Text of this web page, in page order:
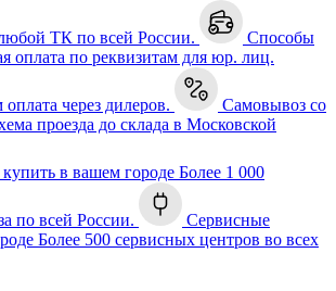
ТК по всей России.
Способы
оплата по реквизитам для юр. лиц.
через дилеров.
Самовывоз со
проезда до склада в Московской
купить в вашем городе Более 1 000
по всей России.
Сервисные
Более 500 сервисных центров во всех